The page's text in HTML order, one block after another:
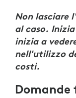
Non lasciare
al caso.
inizia a
nell'utilizzo
costi.